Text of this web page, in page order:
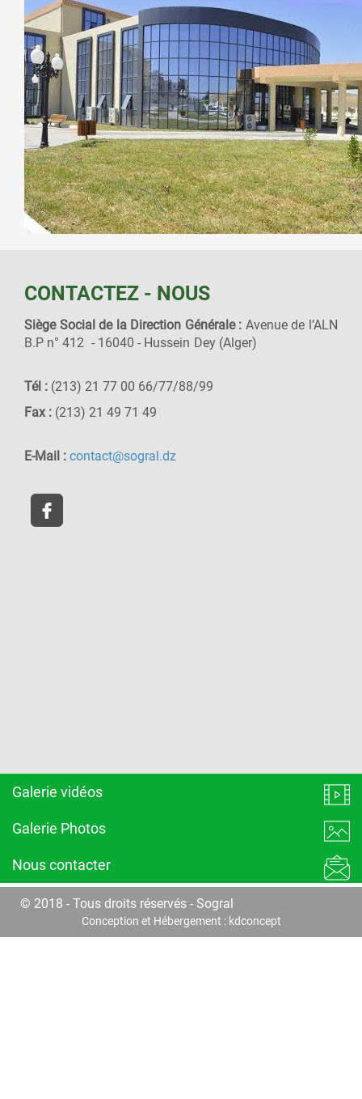
CONTACTEZ - NOUS
Siège Social de la Direction Générale : Avenue de l’ALN
B.P n° 412 - 16040 - Hussein Dey (Alger)
Tél : (213) 21 77 00 66/77/88/99
Fax : (213) 21 49 71 49
E-Mail : contact@sogral.dz
Galerie vidéos
Galerie Photos
Nous contacter
© 2018 - Tous droits réservés - Sogral
Conception et Hébergement : kdconcept